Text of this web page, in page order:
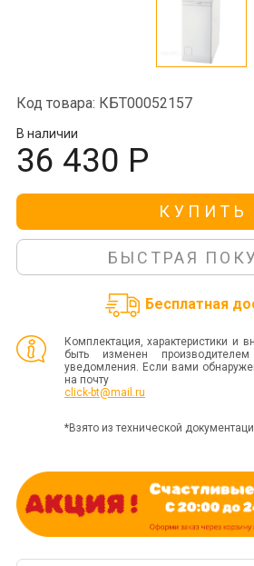
Код товара: КБТ00052157
В наличии
36 430 Р
КУПИТЬ
БЫСТРАЯ
Бесплатная
Комплектация, характеристики и
быть изменен производителем
уведомления. Если вами
на почту
click-bt@mail.ru
*Взято из технической